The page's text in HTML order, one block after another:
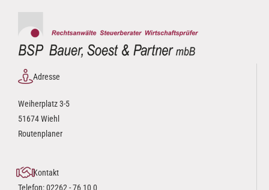
Adresse
Weiherplatz 3-5
51674 Wiehl
Routenplaner
Kontakt
Telefon:02262 - 76 10 0